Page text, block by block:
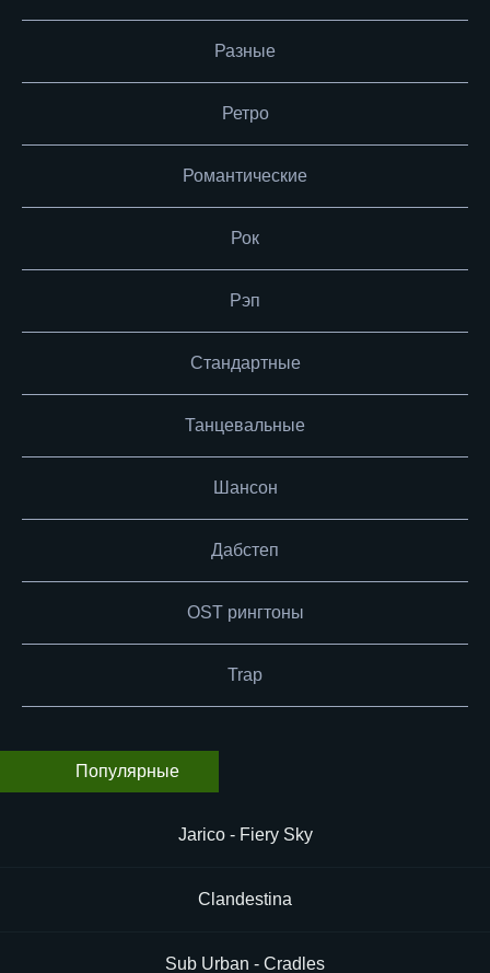
Разные
Ретро
Романтические
Рок
Рэп
Стандартные
Танцевальные
Шансон
Дабстеп
OST рингтоны
Trap
Популярные
Jarico - Fiery Sky
Clandestina
Sub Urban - Cradles